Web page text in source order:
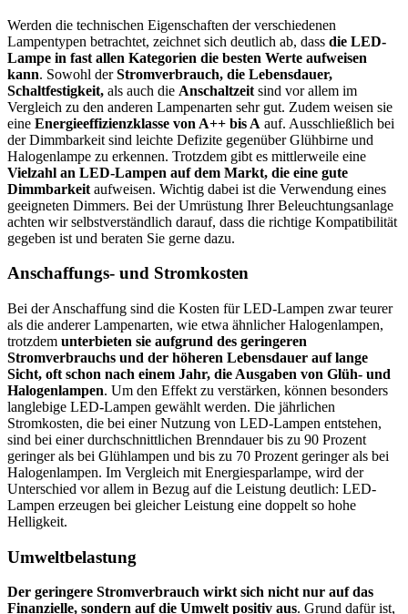
Werden die technischen Eigenschaften der verschiedenen
Lampentypen betrachtet, zeichnet sich deutlich ab, dass die LED-
Lampe in fast allen Kategorien die besten Werte aufweisen
kann. Sowohl derStromverbrauch, die Lebensdauer,
Schaltfestigkeit, als auch die Anschaltzeit sind vor allem im
Vergleich zu den anderen Lampenarten sehr gut. Zudem weisen sie
eine Energieeffizienzklasse von A++ bis A auf. Ausschließlich bei
der Dimmbarkeit sind leichte Defizite gegenüber Glühbirne und
Halogenlampe zu erkennen. Trotzdem gibt es mittlerweile eine
Vielzahl an LED-Lampen auf dem Markt, die eine gute
Dimmbarkeit aufweisen. Wichtig dabei ist die Verwendung eines
geeigneten Dimmers. Bei der Umrüstung Ihrer Beleuchtungsanlage
achten wir selbstverständlich darauf, dass die richtige Kompatibilität
gegeben ist und beraten Sie gerne dazu.
Anschaffungs- und Stromkosten
Bei der Anschaffung sind die Kosten für LED-Lampen zwar teurer
als die anderer Lampenarten, wie etwa ähnlicher Halogenlampen,
trotzdem unterbieten sie aufgrund des geringeren
Stromverbrauchs und der höheren Lebensdauer auf lange
Sicht, oft schon nach einem Jahr, die Ausgaben von Glüh- und
Halogenlampen. Um den Effekt zu verstärken, können besonders
langlebige LED-Lampen gewählt werden. Die jährlichen
Stromkosten, die bei einer Nutzung von LED-Lampen entstehen,
sind bei einer durchschnittlichen Brenndauer bis zu 90 Prozent
geringer als bei Glühlampen und bis zu 70 Prozent geringer als bei
Halogenlampen. Im Vergleich mit Energiesparlampe, wird der
Unterschied vor allem in Bezug auf die Leistung deutlich: LED-
Lampen erzeugen bei gleicher Leistung eine doppelt so hohe
Helligkeit.
Umweltbelastung
Der geringere Stromverbrauch wirkt sich nicht nur auf das
Finanzielle, sondern auf die Umwelt positiv aus. Grund dafür ist,